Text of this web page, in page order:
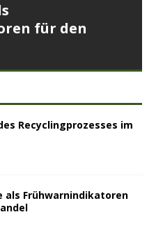
für den
Recyclingprozesses im
als Frühwarnindikatoren